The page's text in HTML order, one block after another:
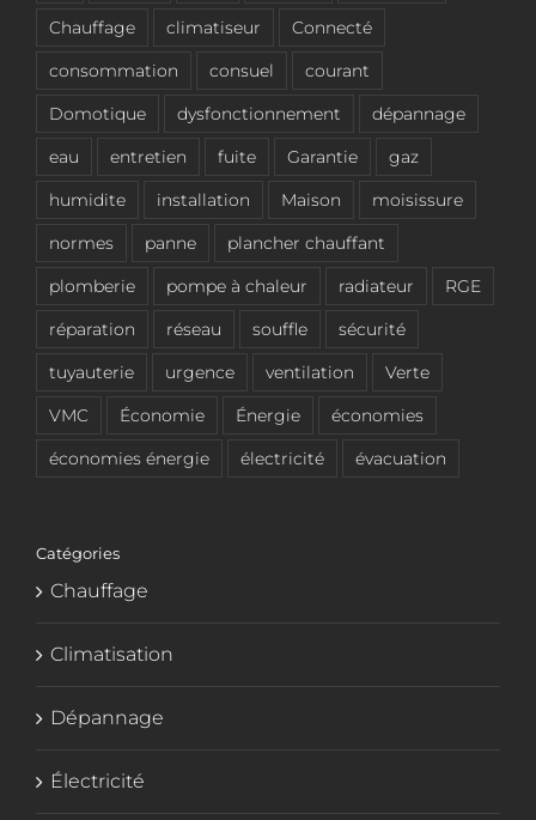
Chauffage climatiseur
Connecté
consommation
consuel
courant
Domotique
dysfonctionnement
dépannage
eau
entretien fuite Garantie
gaz
humidite
installation Maison
moisissure
normes
panne
plancher chauffant
plomberie
pompe à chaleur radiateur
RGE
réparation
réseau souffle
sécurité
tuyauterie
urgence ventilation
Verte
VMC
Économie Énergie
économies
économies énergie
électricité évacuation
Catégories
Chauffage
Climatisation
Dépannage
Électricité